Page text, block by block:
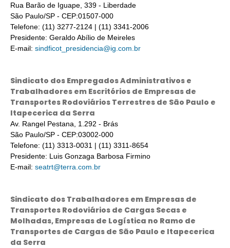
Rua Barão de Iguape, 339 - Liberdade
São Paulo/SP - CEP:01507-000
Telefone: (11) 3277-2124 | (11) 3341-2006
Presidente: Geraldo Abílio de Meireles
E-mail: sindficot_presidencia@ig.com.br
Sindicato dos Empregados Administrativos e
Trabalhadores em Escritórios de Empresas de
Transportes Rodoviários Terrestres de São Paulo e
Itapecerica da Serra
Av. Rangel Pestana, 1.292 - Brás
São Paulo/SP - CEP:03002-000
Telefone: (11) 3313-0031 | (11) 3311-8654
Presidente: Luis Gonzaga Barbosa Firmino
E-mail: seatrt@terra.com.br
Sindicato dos Trabalhadores em Empresas de
Transportes Rodoviários de Cargas Secas e
Molhadas, Empresas de Logística no Ramo de
Transportes de Cargas de São Paulo e Itapecerica
da Serra